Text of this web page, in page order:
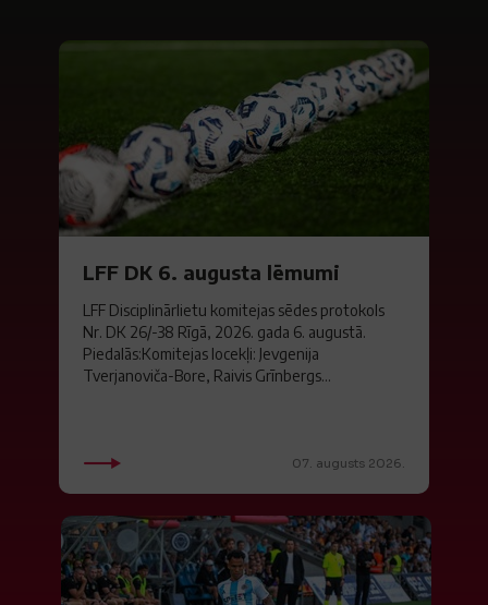
LFF DK 6. augusta lēmumi
LFF Disciplinārlietu komitejas sēdes protokols
Nr. DK 26/-38 Rīgā, 2026. gada 6. augustā.
Piedalās:Komitejas locekļi: Jevgenija
Tverjanoviča-Bore, Raivis Grīnbergs...
07. augusts 2026.